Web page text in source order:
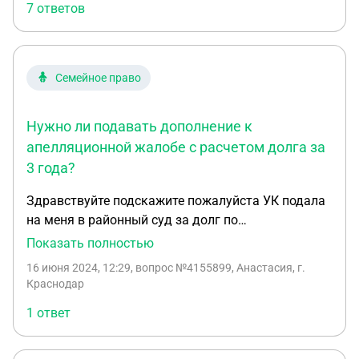
дополнение к апелляционной жалобе. 2. До
какого числа включительно я могу подать
ходатайство по делу в апелляционную
инстанцию. 3. Могу ли подавать прямо в
Мосгорсуд, ведь дело уже в МГС и ему дан номер
7 ответов
Семейное право
Нужно ли подавать дополнение к
апелляционной жалобе с расчетом долга за
3 года?
Здравствуйте подскажите пожалуйста УК подала
на меня в районный суд за долг по
коммунальным услугам.Сумму в исковом
пенями.Районный суд провел заседание заочно
полную сумму. Я подала апелляционную жалобу в
вышестоящий суд о просьбе уменьшить долг
согласно срокам исковой давности 3 года.Нужно
Показать полностью
16 июня 2024, 12:29, вопрос №4155899, Анастасия, г.
Краснодар
1 ответ